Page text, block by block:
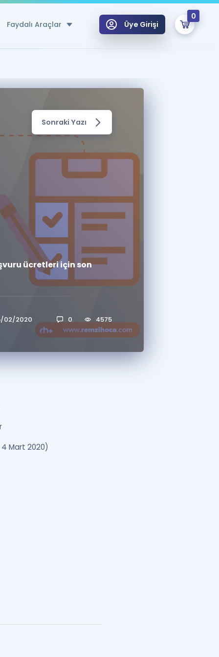
Faydalı Araçlar
Hesaplama Aracı
için Öneriler
Tek Takvimde
Özel Fırsatlar
Sınavlarla İlgili Haberler
Üye Girişi
0
ÜYE DEĞİLİM
Sepetin Şu An Boş.
Hoca ile seni sınava hazırlayacak onlarca eğitim seni bekliyor!
Sonraki Yazı
ücretleri için son
02/2020 0 4575
Mart 2020)